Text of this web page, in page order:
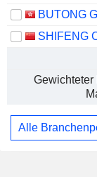
BUTONG
Gewichteter
Alle